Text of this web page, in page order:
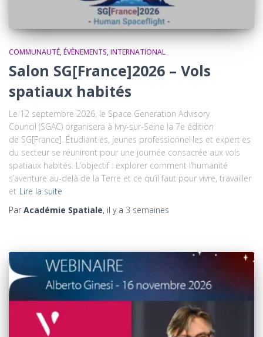
COMMUNAUTÉ ÉVÈNEMENTS INTERNATIONAL
Salon SG[France]2026 – Vols
spatiaux habités
Le 12 septembre 2026, le Space Generation Advisory
Council (SGAC) organisera à Ivry-sur-Seine la 7e édition
de SG[France]. Étudiant·es, jeunes professionnel·les et expert·es
du secteur se réuniront pour une journée consacrée aux vols
spatiaux habités. L’objectif : explorer comment l’humanité
s’aventure au-delà de la Terre et ce qu’il faut pour vivre, travailler
et Lire la suite
Par Académie Spatiale, il y a 3 semaines